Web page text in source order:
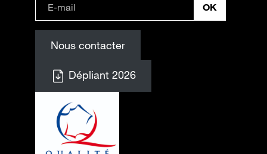
Nous contacter
Dépliant 2026